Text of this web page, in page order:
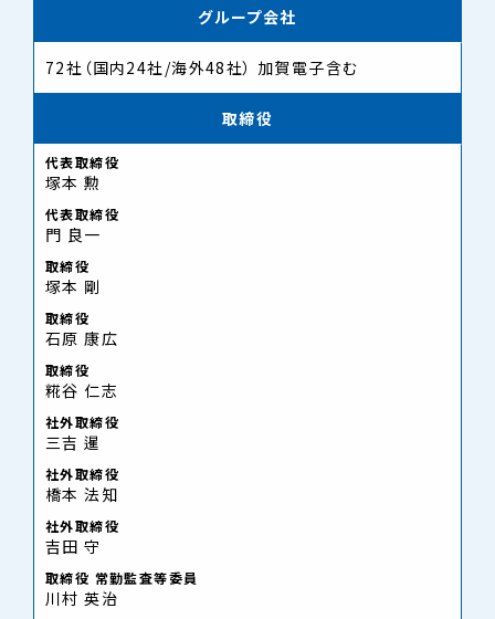
グループ会社
72社（国内24社/海外48社） 加賀電子含む
取締役
代表取締役
塚本 勲
代表取締役
門 良一
取締役
塚本 剛
取締役
石原 康広
取締役
糀谷 仁志
社外取締役
三吉 暹
社外取締役
橋本 法知
社外取締役
吉田 守
取締役 常勤監査等委員
川村 英治